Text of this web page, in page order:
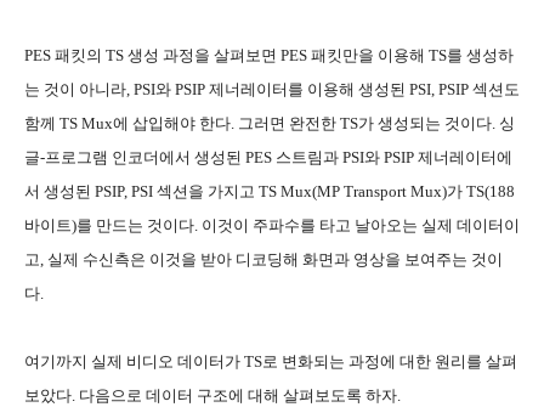
PES 패킷의 TS 생성 과정을 살펴보면 PES 패킷만을 이용해 TS를 생성하
는 것이 아니라, PSI와 PSIP 제너레이터를 이용해 생성된 PSI, PSIP 섹션도
함께 TS Mux에 삽입해야 한다. 그러면 완전한 TS가 생성되는 것이다. 싱
글-프로그램 인코더에서 생성된 PES 스트림과 PSI와 PSIP 제너레이터에
서 생성된 PSIP, PSI 섹션을 가지고 TS Mux(MP Transport Mux)가 TS(188
바이트)를 만드는 것이다. 이것이 주파수를 타고 날아오는 실제 데이터이
고, 실제 수신측은 이것을 받아 디코딩해 화면과 영상을 보여주는 것이
다.
여기까지 실제 비디오 데이터가 TS로 변화되는 과정에 대한 원리를 살펴
보았다. 다음으로 데이터 구조에 대해 살펴보도록 하자.